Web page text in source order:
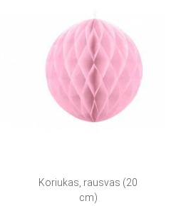
Koriukas, rausvas (20
cm)